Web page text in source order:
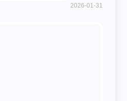
2026-01-31